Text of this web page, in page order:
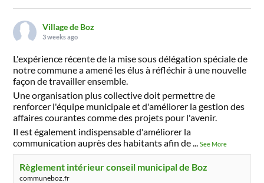
Village de Boz
3 weeks ago
L'expérience récente de la mise sous délégation spéciale de
notre commune a amené les élus à réfléchir à une nouvelle
façon de travailler ensemble.
Une organisation plus collective doit permettre de
renforcer l'équipe municipale et d'améliorer la gestion des
affaires courantes comme des projets pour l'avenir.
Il est également indispensable d'améliorer la
communication auprès des habitants afin de...See More
Règlement intérieur conseil municipal de Boz
communeboz.fr